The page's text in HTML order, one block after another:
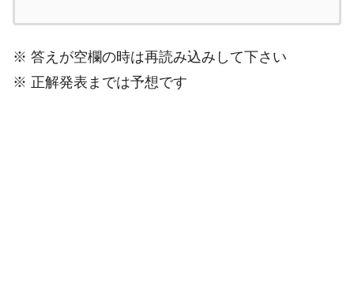
※ 答えが空欄の時は再読み込みして下さい
※ 正解発表までは予想です